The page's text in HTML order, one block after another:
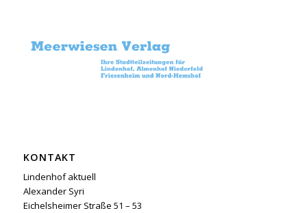
KONTAKT
Lindenhof aktuell
Alexander Syri
Eichelsheimer Straße 51 – 53